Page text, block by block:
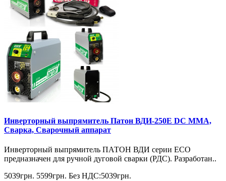
Инверторный выпрямитель Патон ВДИ-250E DC MMA,
Сварка, Сварочный аппарат
Инверторный выпрямитель ПАТОН ВДИ серии ЕСО
предназначен для ручной дуговой сварки (РДС). Разработан..
5039грн. 5599грн. Без НДС:5039грн.